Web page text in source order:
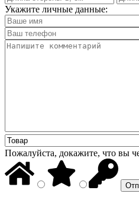
Укажите личные данные:
Пожалуйста, докажите, что вы